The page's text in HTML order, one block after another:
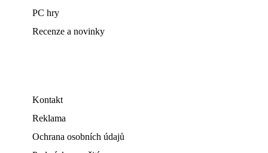
PC hry
Recenze a novinky
Kontakt
Reklama
Ochrana osobních údajů